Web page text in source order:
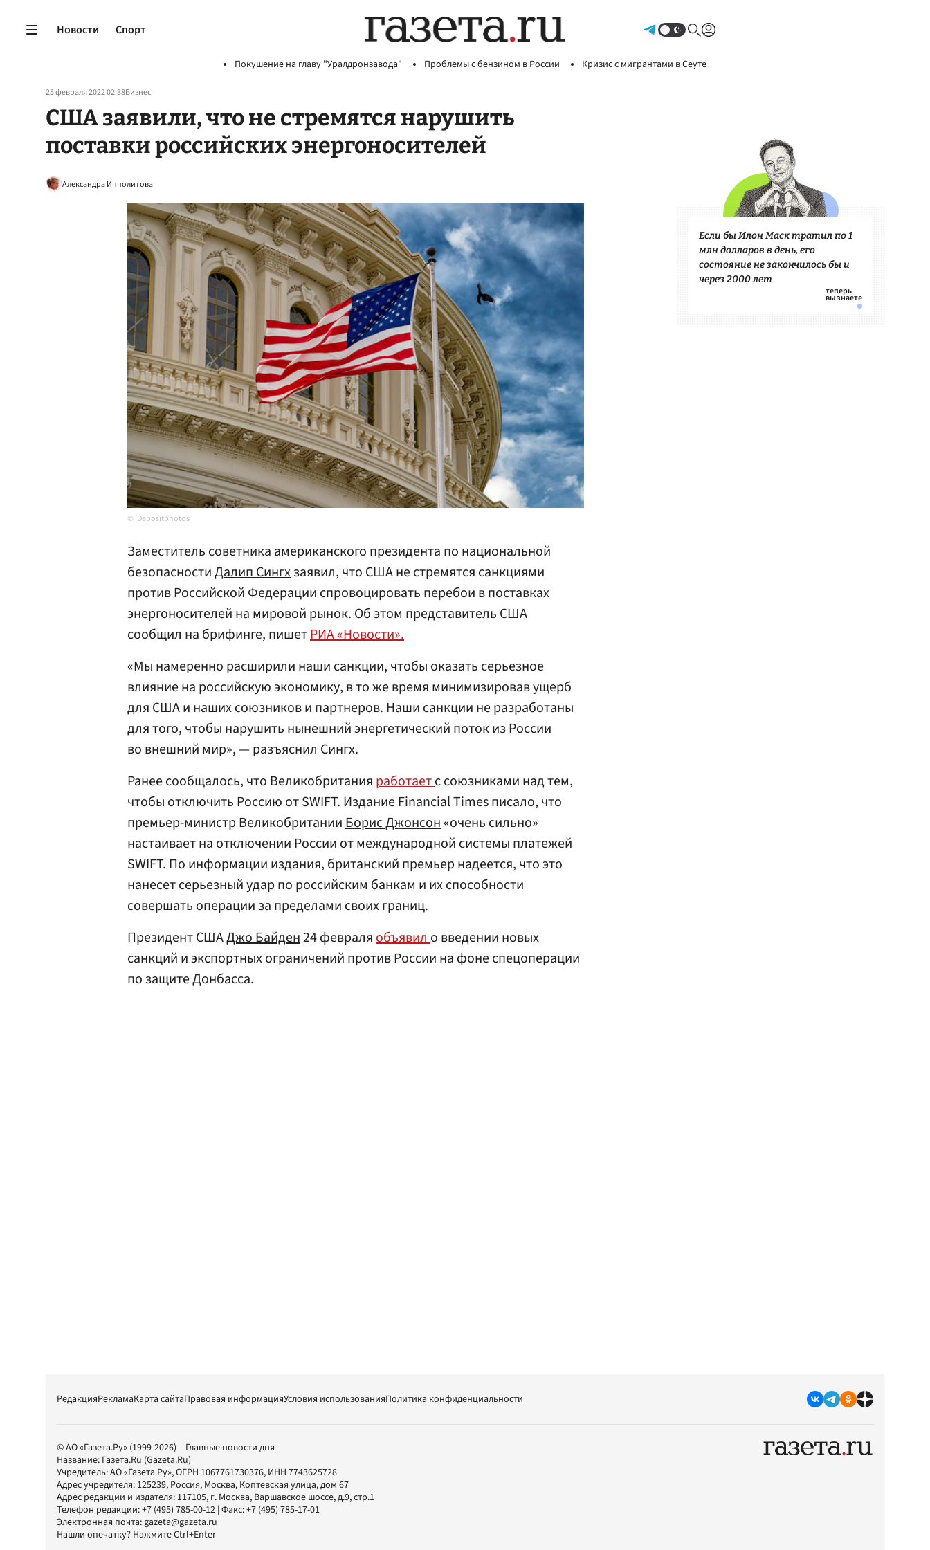
Новости Спорт
Покушение на главу "Уралдронзавода" Проблемы с бензином в России Кризис с мигрантами в Сеуте
25 февраля 2022 02:38Бизнес
США заявили, что не стремятся нарушить
поставки российских энергоносителей
Александра Ипполитова
Depositphotos
Заместитель советника американского президента по национальной
безопасностиДалип Сингхзаявил, что США не стремятся санкциями
против Российской Федерации спровоцировать перебои в поставках
энергоносителей на мировой рынок. Об этом представитель США
сообщил на брифинге, пишетРИА «Новости».
«Мы намеренно расширили наши санкции, чтобы оказать серьезное
влияние на российскую экономику, в то же время минимизировав ущерб
для США и наших союзников и партнеров. Наши санкции не разработаны
для того, чтобы нарушить нынешний энергетический поток из России
во внешний мир», — разъяснил Сингх.
Ранее сообщалось, что Великобритания работаетс союзниками над тем,
чтобы отключить Россию от SWIFT. Издание Financial Times писало, что
премьер-министр ВеликобританииБорис Джонсон«очень сильно»
настаивает на отключении России от международной системы платежей
SWIFT. По информации издания, британский премьер надеется, что это
нанесет серьезный удар по российским банкам и их способности
совершать операции за пределами своих границ.
Президент СШАДжо Байден24 февраляобъявило введении новых
санкций и экспортных ограничений против России на фоне спецоперации
по защите Донбасса.
Если бы Илон Маск тратил по 1
млн долларов в день, его
состояние не закончилось бы и
через 2000 лет
РедакцияРекламаКарта сайтаПравовая информацияУсловия использованияПолитика конфиденциальности
© АО «Газета.Ру» (1999-2026) – Главные новости дня
Название: Газета.Ru (Gazeta.Ru)
Учредитель:АО «Газета.Ру», ОГРН 1067761730376, ИНН 7743625728
Адрес учредителя: 125239, Россия, Москва, Коптевская улица, дом 67
Адрес редакции и издателя: 117105, г. Москва, Варшавское шоссе, д.9, стр.1
Телефон редакции:+7 (495) 785-00-12 | Факс:+7 (495) 785-17-01
Электронная почта:gazeta@gazeta.ru
Нашли опечатку? Нажмите Ctrl+Enter